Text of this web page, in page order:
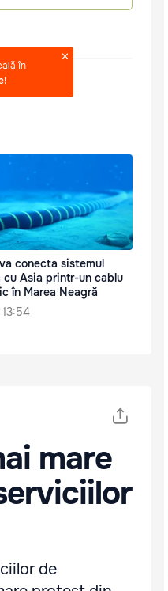
în
conecta sistemul
cu Asia printr-un cablu
în Marea Neagră
mare
de